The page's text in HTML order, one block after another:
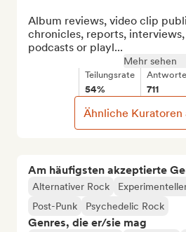
Am häufigsten akzeptierte
Alternativer Rock
Post-Punk
Psychedelic Rock
Genres, die er/sie mag
Album reviews, video clip
chronicles, reports,
podcasts or playl...
Mehr sehen
Teilungsrate
54% 711
Ähnliche Kuratoren